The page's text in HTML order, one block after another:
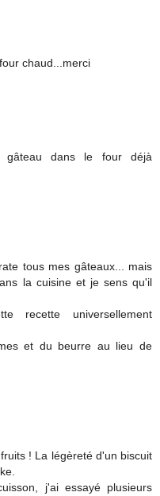
chaud...merci
gâteau dans le four déjà
tous mes gâteaux... mais
la cuisine et je sens qu'il
recette universellement
et du beurre au lieu de
! La légèreté d'un biscuit
j'ai essayé plusieurs